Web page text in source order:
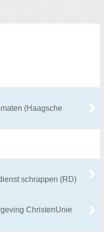
(Haagsche
schrappen (RD)
ChristenUnie